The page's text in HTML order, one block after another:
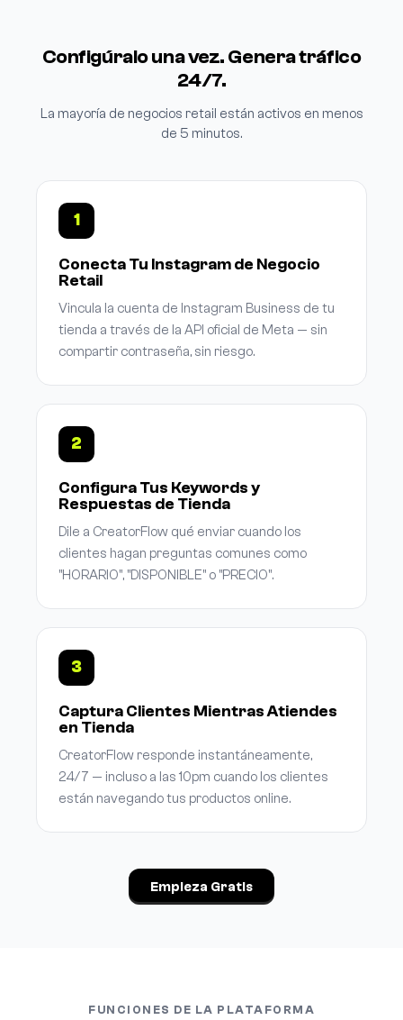
Configúralo una vez. Genera tráfico
24/7.
La mayoría de negocios retail están activos en menos
de 5 minutos.
1
Conecta Tu Instagram de Negocio
Retail
Vincula la cuenta de Instagram Business de tu
tienda a través de la API oficial de Meta — sin
compartir contraseña, sin riesgo.
2
Configura Tus Keywords y
Respuestas de Tienda
Dile a CreatorFlow qué enviar cuando los
clientes hagan preguntas comunes como
"HORARIO", "DISPONIBLE" o "PRECIO".
3
Captura Clientes Mientras Atiendes
en Tienda
CreatorFlow responde instantáneamente,
24/7 — incluso a las 10pm cuando los clientes
están navegando tus productos online.
Empieza Gratis
FUNCIONES DE LA PLATAFORMA